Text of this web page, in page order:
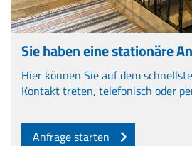
Sie haben eine stationäre
Hier können Sie auf dem
Kontakt treten, telefonisch oder
Anfrage starten